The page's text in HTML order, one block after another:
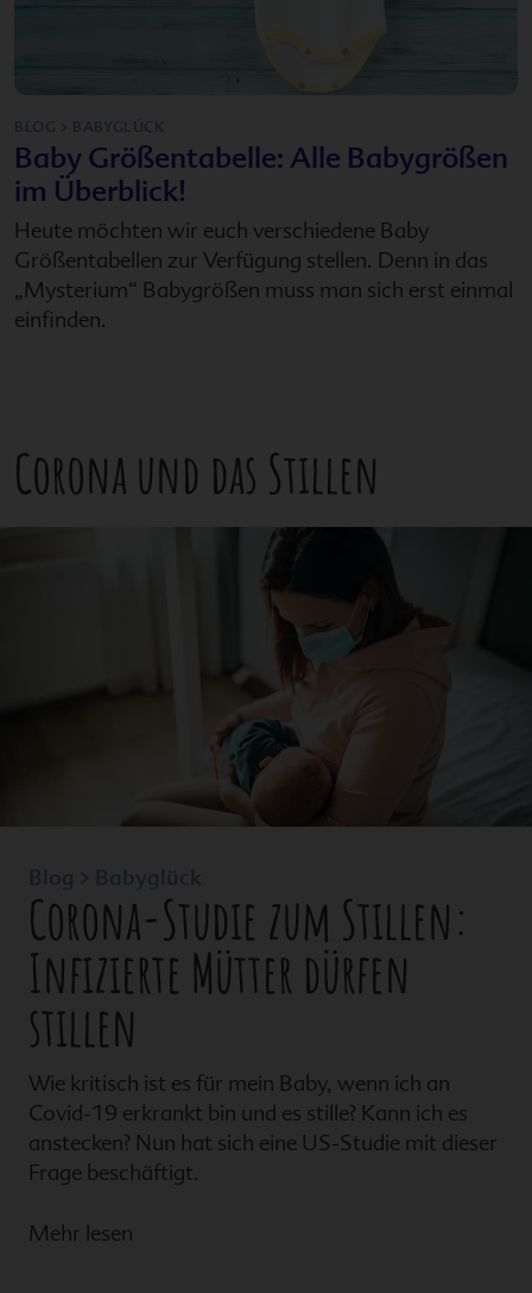
BLOG > BABYGLÜCK
Baby Größentabelle: Alle Babygrößen
im Überblick!
Heute möchten wir euch verschiedene Baby
Größentabellen zur Verfügung stellen. Denn in das
„Mysterium“ Babygrößen muss man sich erst einmal
einfinden.
Corona und das Stillen
Blog > Babyglück
Corona-Studie zum Stillen:
Infizierte Mütter dürfen
stillen
Wie kritisch ist es für mein Baby, wenn ich an
Covid-19 erkrankt bin und es stille? Kann ich es
anstecken? Nun hat sich eine US-Studie mit dieser
Frage beschäftigt.
Mehr lesen